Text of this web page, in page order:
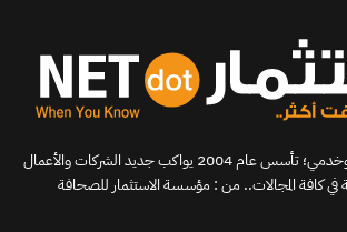
موقع معلوماتي ترويجي وخدمي؛ تأسس عام 2004 يواكب جديد الشركات والأعمال
في كافة المجالات.. من : مؤسسة الاستثمار للصحافة